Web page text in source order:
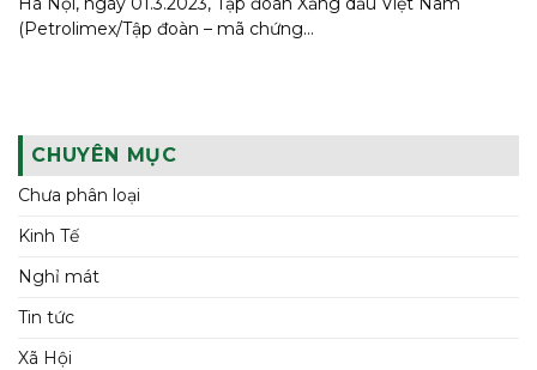
(Petrolimex/Tập đoàn – mã chứng...
CHUYÊN MỤC
Chưa phân loại
Kinh Tế
Nghỉ mát
Tin tức
Xã Hội